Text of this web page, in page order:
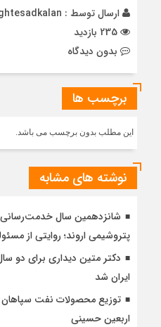
ارسال توسط :
بدون دیدگاه
برچسب ها
این مطلب بدون برچسب می باشد.
نوشته های مشابه
شانزدهمین سال
پتروشیمی اروند؛ روایتی از
دکتر متین دیداری برای دو
ایران شد
توزیع محصولات نفت سپاهان
اربعین حسینی